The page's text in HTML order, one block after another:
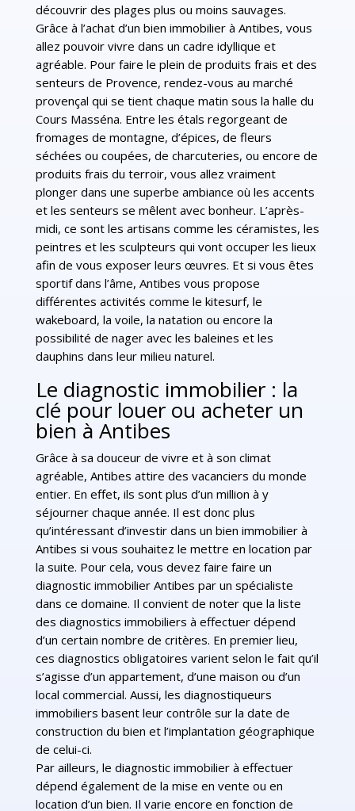
découvrir des plages plus ou moins sauvages.
Grâce à l’achat d’un bien immobilier à Antibes, vous
allez pouvoir vivre dans un cadre idyllique et
agréable. Pour faire le plein de produits frais et des
senteurs de Provence, rendez-vous au marché
provençal qui se tient chaque matin sous la halle du
Cours Masséna. Entre les étals regorgeant de
fromages de montagne, d’épices, de fleurs
séchées ou coupées, de charcuteries, ou encore de
produits frais du terroir, vous allez vraiment
plonger dans une superbe ambiance où les accents
et les senteurs se mêlent avec bonheur. L’après-
midi, ce sont les artisans comme les céramistes, les
peintres et les sculpteurs qui vont occuper les lieux
afin de vous exposer leurs œuvres. Et si vous êtes
sportif dans l’âme, Antibes vous propose
différentes activités comme le kitesurf, le
wakeboard, la voile, la natation ou encore la
possibilité de nager avec les baleines et les
dauphins dans leur milieu naturel.
Le diagnostic immobilier : la
clé pour louer ou acheter un
bien à Antibes
Grâce à sa douceur de vivre et à son climat
agréable, Antibes attire des vacanciers du monde
entier. En effet, ils sont plus d’un million à y
séjourner chaque année. Il est donc plus
qu’intéressant d’investir dans un bien immobilier à
Antibes si vous souhaitez le mettre en location par
la suite. Pour cela, vous devez faire faire un
diagnostic immobilier Antibes par un spécialiste
dans ce domaine. Il convient de noter que la liste
des diagnostics immobiliers à effectuer dépend
d’un certain nombre de critères. En premier lieu,
ces diagnostics obligatoires varient selon le fait qu’il
s’agisse d’un appartement, d’une maison ou d’un
local commercial. Aussi, les diagnostiqueurs
immobiliers basent leur contrôle sur la date de
construction du bien et l’implantation géographique
de celui-ci.
Par ailleurs, le diagnostic immobilier à effectuer
dépend également de la mise en vente ou en
location d’un bien. Il varie encore en fonction de